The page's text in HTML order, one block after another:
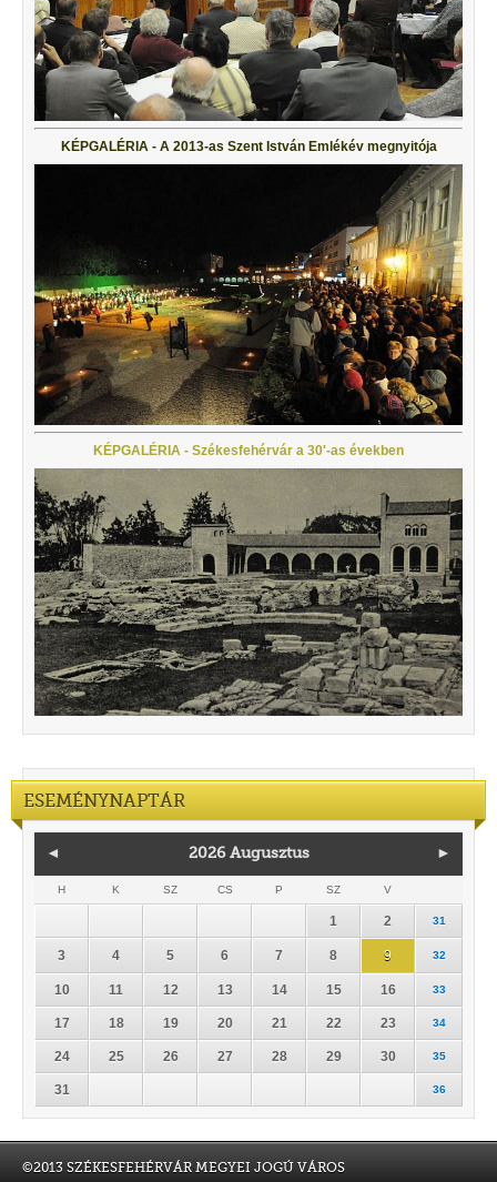
KÉPGALÉRIA - A 2013-as Szent István Emlékév megnyitója
KÉPGALÉRIA - Székesfehérvár a 30'-as években
ESEMÉNYNAPTÁR
◄ 2026 Augusztus ►
H K SZ CS P SZ V
1 2 31
3 4 5 6 7 8 9 32
10 11 12 13 14 15 16 33
17 18 19 20 21 22 23 34
24 25 26 27 28 29 30 35
31 36
©2013 SZÉKESFEHÉRVÁR MEGYEI JOGÚ VÁROS